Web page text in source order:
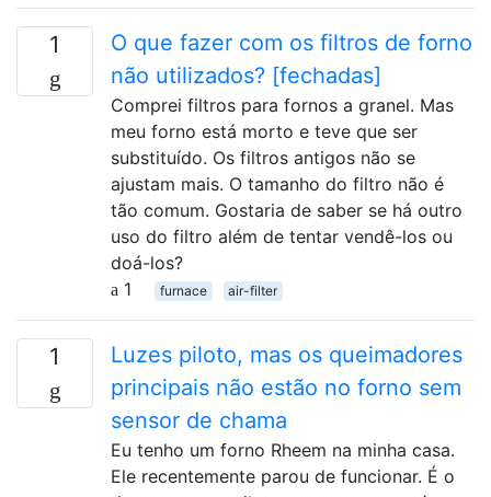
1
O que fazer com os filtros de forno
não utilizados? [fechadas]
Comprei filtros para fornos a granel. Mas
meu forno está morto e teve que ser
substituído. Os filtros antigos não se
ajustam mais. O tamanho do filtro não é
tão comum. Gostaria de saber se há outro
uso do filtro além de tentar vendê-los ou
doá-los?
1
furnace air-filter
1
Luzes piloto, mas os queimadores
principais não estão no forno sem
sensor de chama
Eu tenho um forno Rheem na minha casa.
Ele recentemente parou de funcionar. É o